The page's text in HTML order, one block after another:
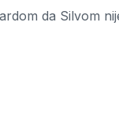
da Silvom